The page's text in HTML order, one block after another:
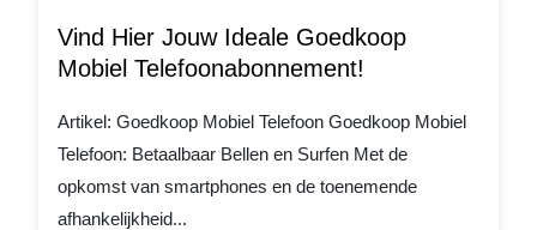
Vind Hier Jouw Ideale Goedkoop
Mobiel Telefoonabonnement!
Artikel: Goedkoop Mobiel Telefoon Goedkoop Mobiel
Telefoon: Betaalbaar Bellen en Surfen Met de
opkomst van smartphones en de toenemende
afhankelijkheid...